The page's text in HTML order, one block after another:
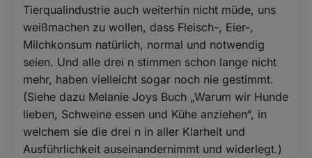
Tierqualindustrie auch weiterhin nicht müde, uns
weißmachen zu wollen, dass Fleisch-, Eier-,
Milchkonsum natürlich, normal und notwendig
seien. Und alle drei n stimmen schon lange nicht
mehr, haben vielleicht sogar noch nie gestimmt.
(Siehe dazu Melanie Joys Buch „Warum wir Hunde
lieben, Schweine essen und Kühe anziehen“, in
welchem sie die drei n in aller Klarheit und
Ausführlichkeit auseinandernimmt und widerlegt.)